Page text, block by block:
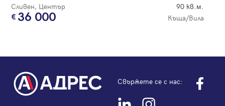
Сливен, Център 90 кв.м.
36 000 Къща/Вила
Свържете се с нас: